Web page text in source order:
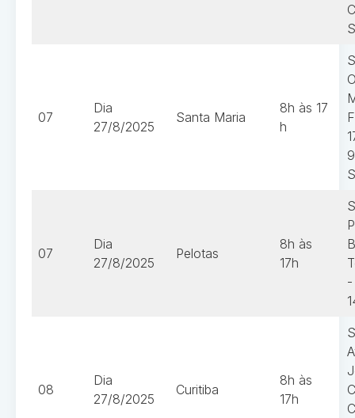
07
Dia
27/8/2025
Santa Maria
8h às 17
h
07
Dia
27/8/2025
Pelotas
8h às
17h
-
08
Dia
27/8/2025
Curitiba
8h às
17h